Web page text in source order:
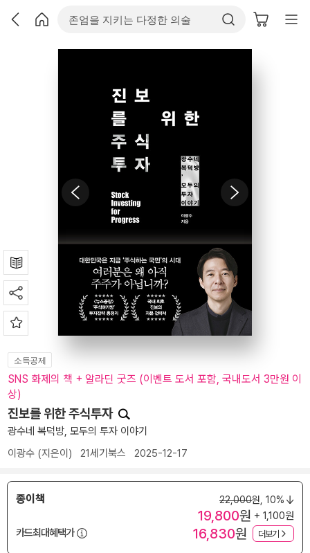
소득공제
SNS 화제의 책 + 알라딘 굿즈 (이벤트 도서 포함, 국내도서 3만원 이
상)
진보를 위한 주식투자
광수네 복덕방, 모두의 투자 이야기
이광수 (지은이) 21세기북스 2025-12-17
종이책 22,000원, 10%
19,800원 + 1,100원
카드최대혜택가
16,830원 더보기